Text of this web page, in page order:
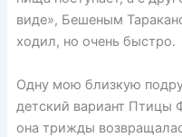
виде», Бешеным
ходил, но очень быстро.
Одну мою близкую
детский вариант Птицы
она трижды